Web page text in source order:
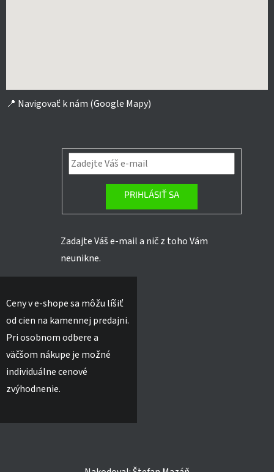
📍 Navigovať k nám (Google Mapy)
PRIHLÁSIŤ SA
Zadajte Váš e-mail a nič z toho Vám
neunikne.
Ceny v e-shope sa môžu líšiť
od cien na kamennej predajni.
Pri osobnom odbere a
väčšom nákupe je možné
individuálne cenové
zvýhodnenie.